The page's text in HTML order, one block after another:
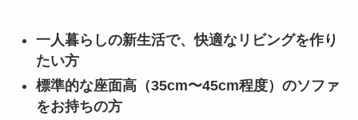
一人暮らしの新生活で、快適なリビングを作り
たい方
標準的な座面高（35cm〜45cm程度）のソファ
をお持ちの方